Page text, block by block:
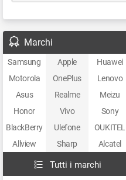
Marchi
Samsung Apple Huawei
Motorola
OnePlus Lenovo
Asus
Realme Meizu
Honor
Vivo Sony
BlackBerry
Ulefone OUKITEL
Allview
Sharp Alcatel
Tutti i marchi